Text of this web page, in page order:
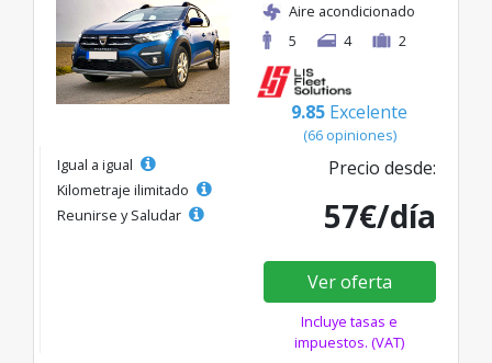
Aire acondicionado
5
4 2
9.85 Excelente
(66 opiniones)
Igual a igual
Kilometraje ilimitado
Reunirse y Saludar
Precio desde:
57€/día
Ver oferta
Incluye tasas e
impuestos. (VAT)